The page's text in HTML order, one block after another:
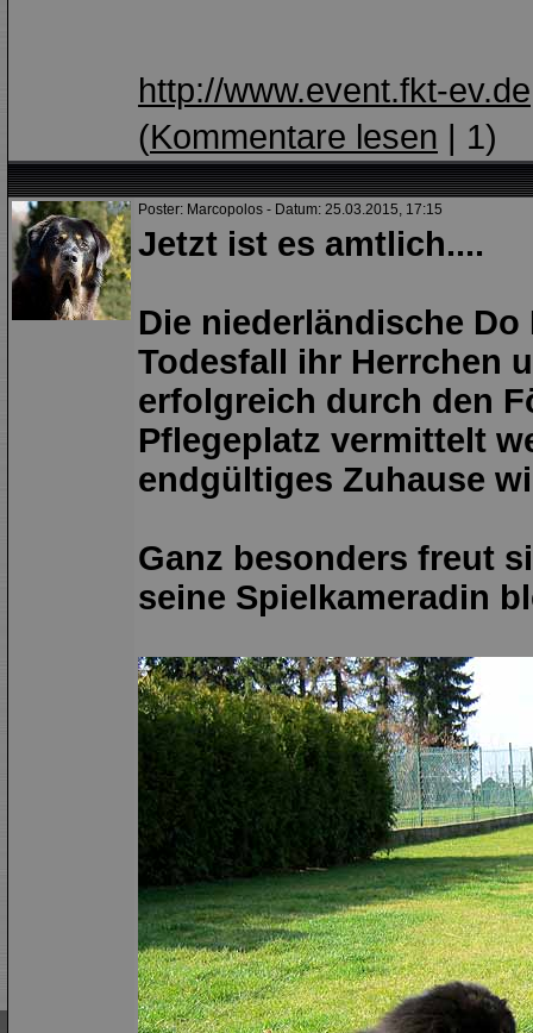
http://www.event.fkt-ev.de
(Kommentare lesen | 1)
Poster: Marcopolos - Datum: 25.03.2015, 17:15
Jetzt ist es amtlich....
Die niederländische
Todesfall ihr Herrchen
erfolgreich durch den
Pflegeplatz vermittelt
endgültiges Zuhause
Ganz besonders freut
seine Spielkameradin